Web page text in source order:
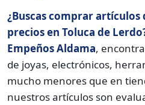
¿Buscas comprar artículos
precios en Toluca de
Empeños Aldama,
de joyas, electrónicos,
mucho menores que en
nuestros artículos son